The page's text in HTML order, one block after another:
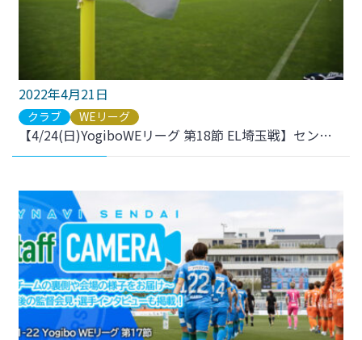
2022年4月21日
クラブ WEリーグ
【4/24(日)YogiboWEリーグ 第18節 EL埼玉戦】センサリールームの設置および観戦ご招待のお知らせ